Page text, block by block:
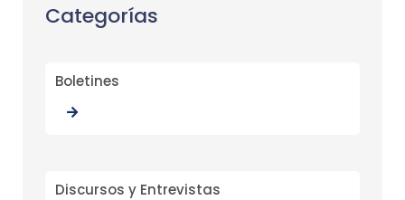
Categorías
Boletines
Discursos y Entrevistas